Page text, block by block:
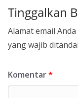
Tinggalkan
Alamat email
yang wajib ditandai
Komentar*